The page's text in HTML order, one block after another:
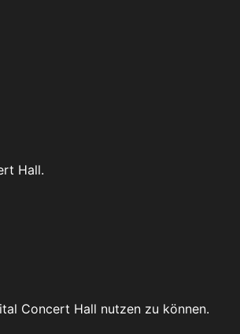
Hall.
Concert Hall nutzen zu können.